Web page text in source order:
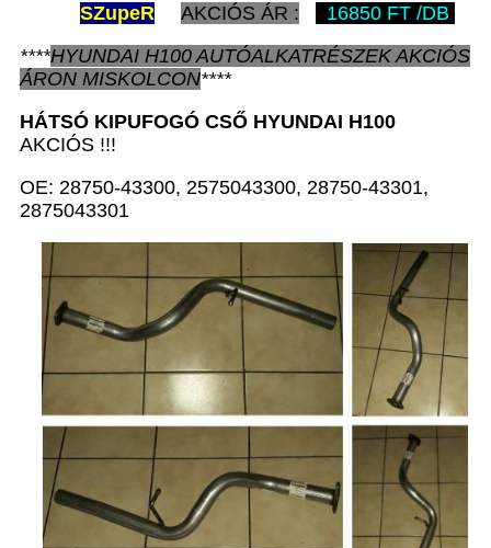
SZupeR AKCIÓS ÁR :
16850 FT /DB
****HYUNDAI H100 AUTÓALKATRÉSZEK AKCIÓS
ÁRON MISKOLCON****
HÁTSÓ KIPUFOGÓ CSŐ HYUNDAI H100
AKCIÓS !!!
OE: 28750-43300, 2575043300, 28750-43301,
2875043301